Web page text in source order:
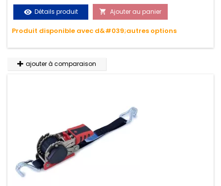
le transport. Matière polyester très résistante aux UV et aux
variations de températures, n'absorbe pas l'eau.
visibility Détails produit  Ajouter au panier
Produit disponible avec d&#039;autres options
ajouter à comparaison